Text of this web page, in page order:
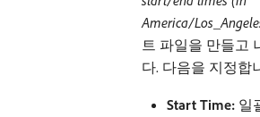
America/
트 파일을 만들고
다. 다음을 지정합
Start Time: 일